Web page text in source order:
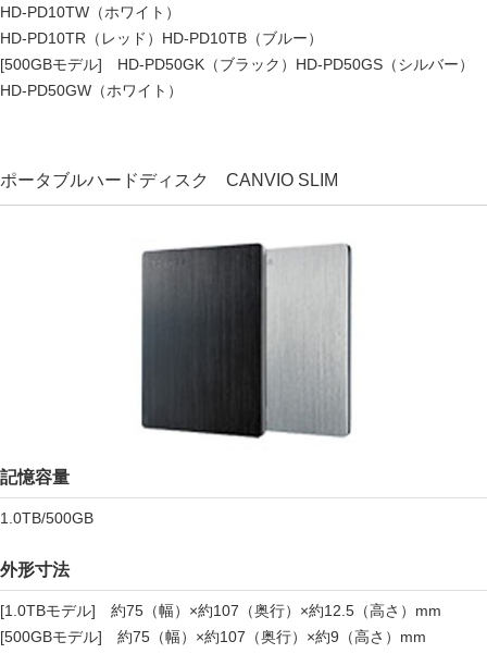
HD-PD10TW（ホワイト）
HD-PD10TR（レッド）HD-PD10TB（ブルー）
[500GBモデル] HD-PD50GK（ブラック）HD-PD50GS（シルバー）
HD-PD50GW（ホワイト）
ポータブルハードディスク CANVIO SLIM
記憶容量
1.0TB/500GB
外形寸法
[1.0TBモデル] 約75（幅）×約107（奥行）×約12.5（高さ）mm
[500GBモデル] 約75（幅）×約107（奥行）×約9（高さ）mm